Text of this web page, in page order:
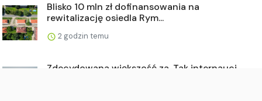
Blisko 10 mln zł dofinansowania na
rewitalizację osiedla Rym...
2 godzin temu
Zdecydowana większość za. Tak internauci